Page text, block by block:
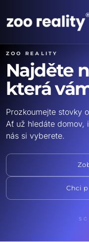
ZOO reality
Najděte
která
Prozkoumejte stovky
Ať už hledáte domov,
nás si vyberete.
Chci